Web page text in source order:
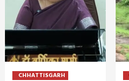
CHHATTISGARH